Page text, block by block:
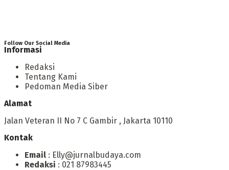
Follow Our Social Media
Informasi
Redaksi
Tentang Kami
Pedoman Media Siber
Alamat
Jalan Veteran II No 7 C Gambir , Jakarta 10110
Kontak
Email : Elly@jurnalbudaya.com
Redaksi : 021 87983445